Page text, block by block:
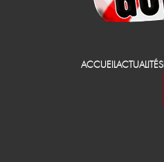
ACCUEILACTUALITÉS